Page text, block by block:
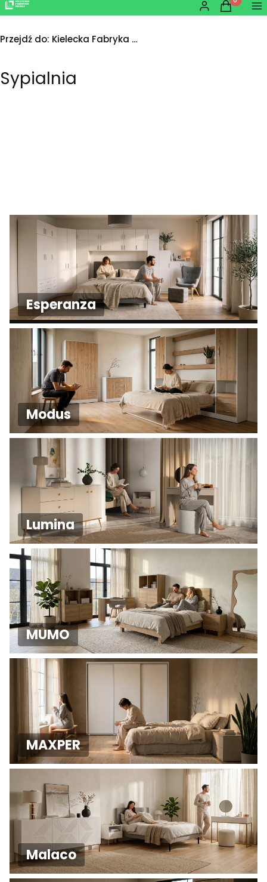
Zaloguj się
Produkty
Koszyk
Przejdź do: Kielecka Fabryka Mebli
Sypialnia
Esperanza
Modus
Lumina
MUMO
MAXPER
Malaco